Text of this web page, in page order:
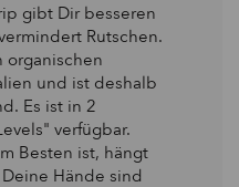
gibt Dir besseren
Rutschen.
organischen
und ist deshalb
Es ist in 2
verfügbar.
Besten ist, hängt
Hände sind